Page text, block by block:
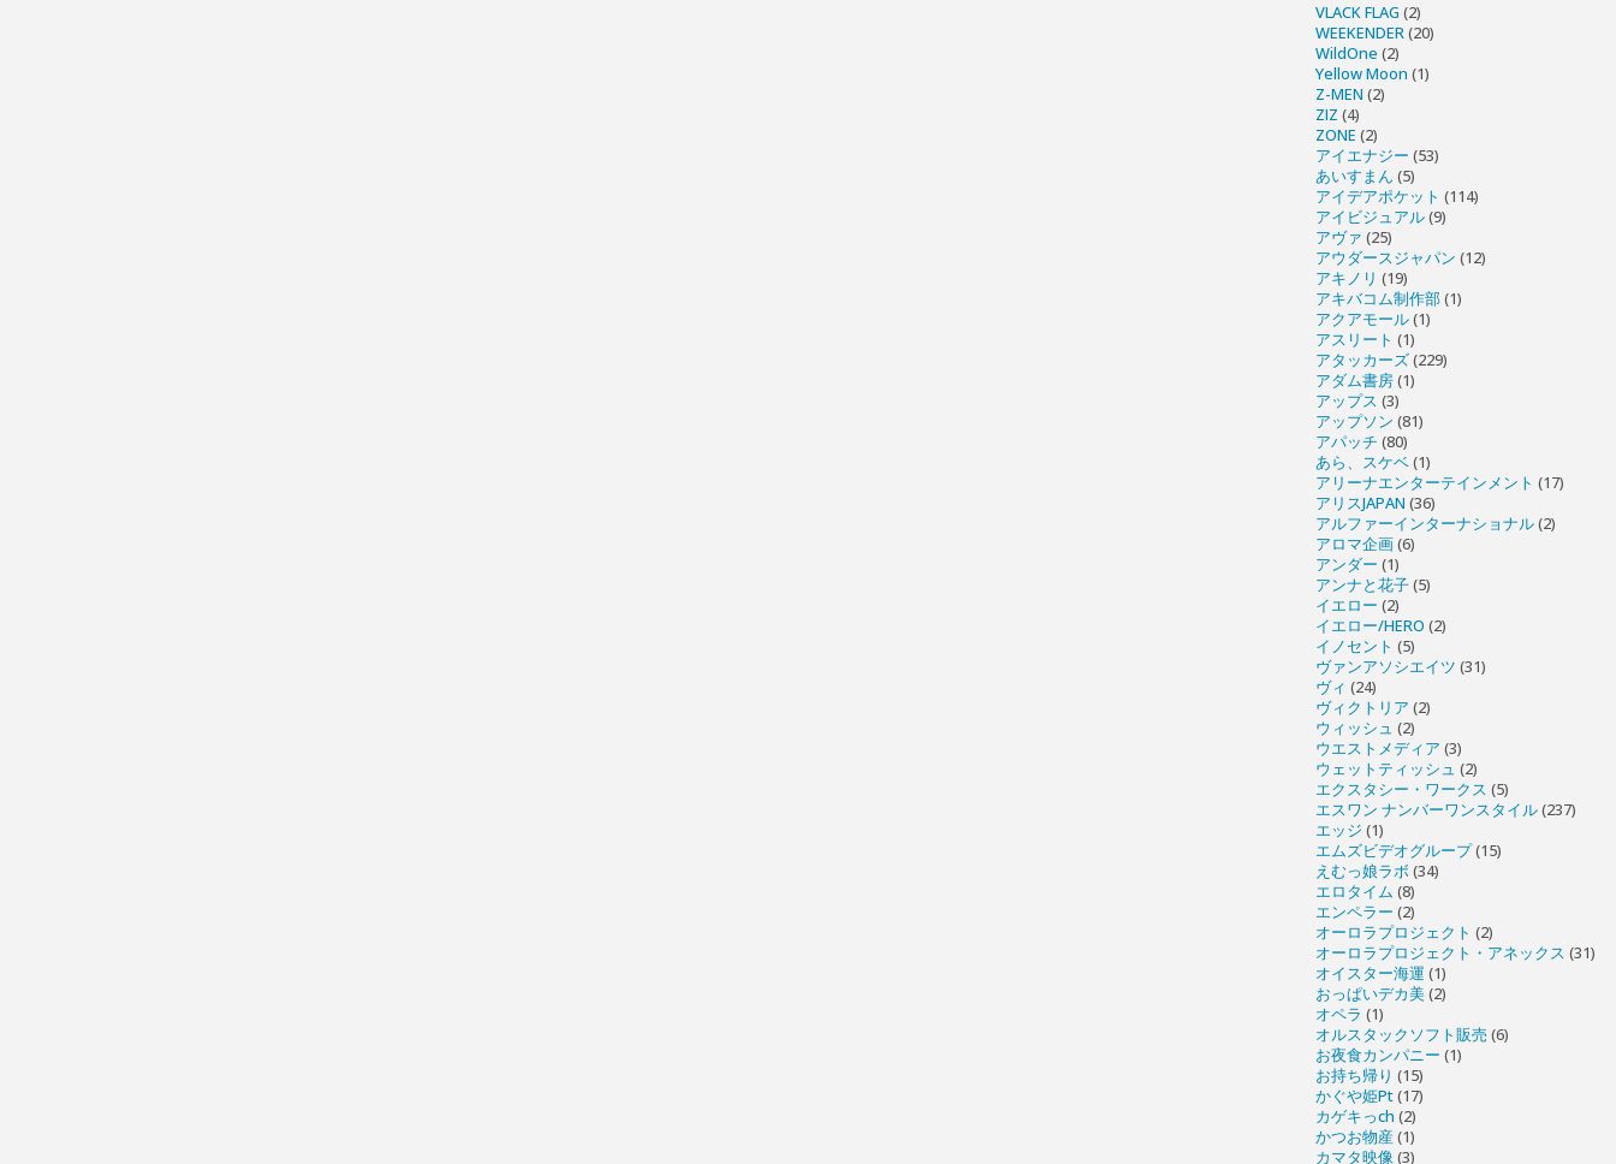
VLACK FLAG (2)
WEEKENDER(20)
WildOne (2)
Yellow Moon (1)
Z-MEN (2)
ZIZ (4)
ZONE (2)
アイエナジー (53)
あいすまん (5)
アイデアポケット (114)
アイビジュアル(9)
アヴァ (25)
アウダースジャパン (12)
アキノリ (19)
アキバコム制作部(1)
アクアモール(1)
アスリート (1)
アタッカーズ(229)
アダム書房(1)
アップス (3)
アップソン (81)
アパッチ (80)
あら、スケベ(1)
アリーナエンターテインメント (17)
アリスJAPAN (36)
アルファーインターナショナル(2)
アロマ企画(6)
アンダー (1)
アンナと花子(5)
イエロー (2)
イエロー/HERO (2)
イノセント (5)
ヴァンアソシエイツ (31)
ヴィ (24)
ヴィクトリア (2)
ウィッシュ (2)
ウエストメディア (3)
ウェットティッシュ (2)
エクスタシー・ワークス (5)
エスワン ナンバーワンスタイル(237)
エッジ (1)
エムズビデオグループ(15)
えむっ娘ラボ(34)
エロタイム (8)
エンペラー (2)
オーロラプロジェクト (2)
オーロラプロジェクト・アネックス (31)
オイスター海運 (1)
おっぱいデカ美(2)
オペラ (1)
オルスタックソフト販売 (6)
お夜食カンパニー (1)
お持ち帰り (15)
かぐや姫Pt(17)
カゲキっch (2)
かつお物産(1)
カマタ映像(3)